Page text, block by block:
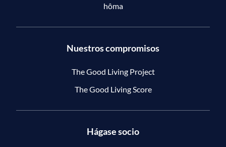
hôma
Nuestros compromisos
The Good Living Project
The Good Living Score
Hágase socio